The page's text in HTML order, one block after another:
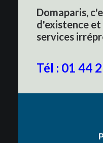
Domaparis,
d'existence
services
Tél : 01 44